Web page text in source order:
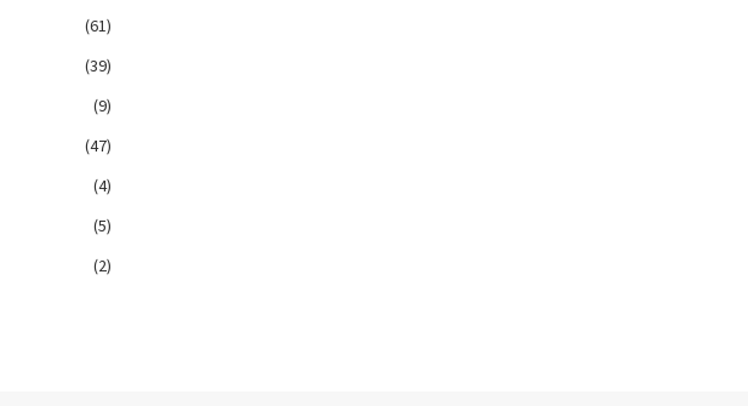
(61)
(39)
(9)
(47)
(4)
(5)
(2)